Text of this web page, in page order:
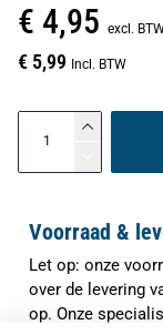
€ 4,95 excl.
€ 5,99 Incl. BTW
Voorraad &
Let op: onze
over de levering
op. Onze